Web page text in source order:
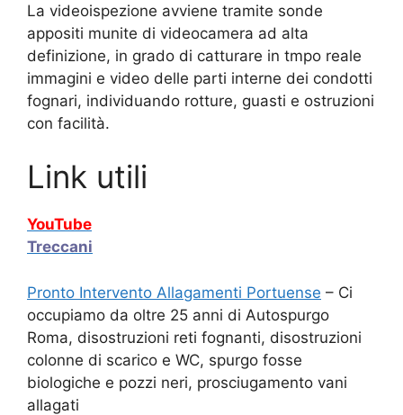
La videoispezione avviene tramite sonde
appositi munite di videocamera ad alta
definizione, in grado di catturare in tmpo reale
immagini e video delle parti interne dei condotti
fognari, individuando rotture, guasti e ostruzioni
con facilità.
Link utili
YouTube
Treccani
Pronto Intervento Allagamenti Portuense – Ci
occupiamo da oltre 25 anni di Autospurgo
Roma, disostruzioni reti fognanti, disostruzioni
colonne di scarico e WC, spurgo fosse
biologiche e pozzi neri, prosciugamento vani
allagati